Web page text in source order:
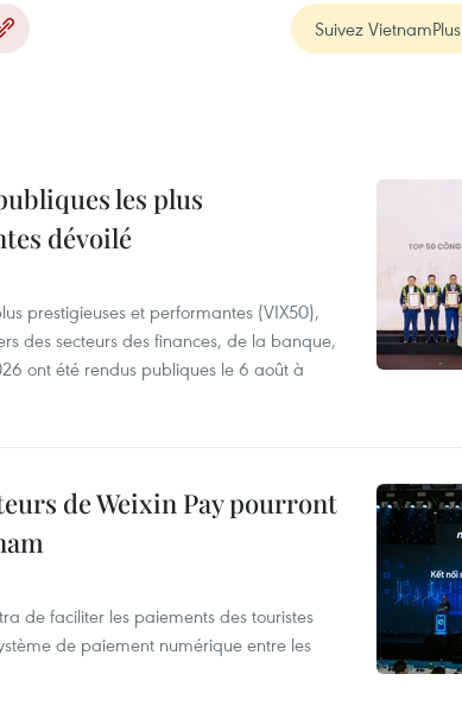
Suivez VietnamPlus
les plus
dévoilé
prestigieuses et performantes (VIX50),
des secteurs des finances, de la banque,
ont été rendus publiques le 6 août à
de Weixin Pay pourront
de faciliter les paiements des touristes
de paiement numérique entre les